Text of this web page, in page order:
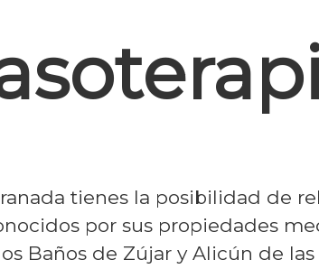
tienes la posibilidad de
por sus propiedades
Baños de Zújar y Alicún de las